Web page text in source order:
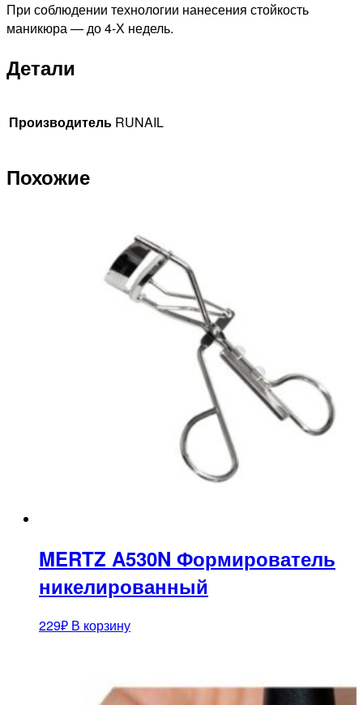
При соблюдении технологии нанесения стойкость
маникюра — до 4-Х недель.
Детали
Производитель RUNAIL
Похожие
MERTZ A530N Формирователь
никелированный
229₽ В корзину